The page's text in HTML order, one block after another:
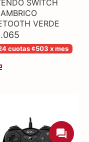
SWITCH
VERDE
cuotas ¢503 x mes